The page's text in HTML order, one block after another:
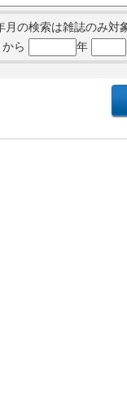
月の検索は雑誌のみ対
から 年